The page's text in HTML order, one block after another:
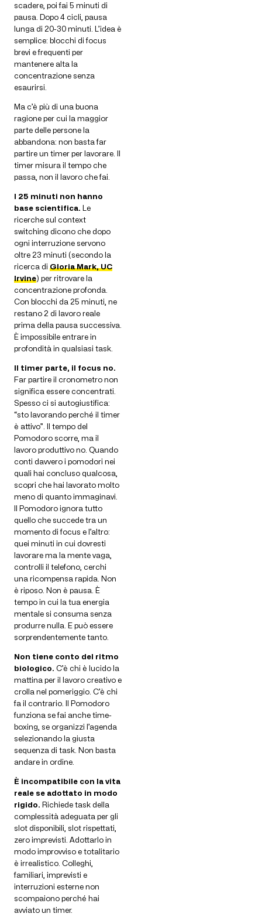
scadere, poi fai 5 minuti di
pausa. Dopo 4 cicli, pausa
lunga di 20-30 minuti. L’idea è
semplice: blocchi di focus
brevi e frequenti per
mantenere alta la
concentrazione senza
esaurirsi.
Ma c’è più di una buona
ragione per cui la maggior
parte delle persone la
abbandona: non basta far
partire un timer per lavorare. Il
timer misura il tempo che
passa, non il lavoro che fai.
I 25 minuti non hanno
base scientifica. Le
ricerche sul context
switching dicono che dopo
ogni interruzione servono
oltre 23 minuti (secondo la
ricerca di Gloria Mark, UC
Irvine) per ritrovare la
concentrazione profonda.
Con blocchi da 25 minuti, ne
restano 2 di lavoro reale
prima della pausa successiva.
È impossibile entrare in
profondità in qualsiasi task.
Il timer parte, il focus no.
Far partire il cronometro non
significa essere concentrati.
Spesso ci si autogiustifica:
“sto lavorando perché il timer
è attivo”. Il tempo del
Pomodoro scorre, ma il
lavoro produttivo no. Quando
conti davvero i pomodori nei
quali hai concluso qualcosa,
scopri che hai lavorato molto
meno di quanto immaginavi.
Il Pomodoro ignora tutto
quello che succede tra un
momento di focus e l’altro:
quei minuti in cui dovresti
lavorare ma la mente vaga,
controlli il telefono, cerchi
una ricompensa rapida. Non
è riposo. Non è pausa. È
tempo in cui la tua energia
mentale si consuma senza
produrre nulla. E può essere
sorprendentemente tanto.
Non tiene conto del ritmo
biologico. C’è chi è lucido la
mattina per il lavoro creativo e
crolla nel pomeriggio. C’è chi
fa il contrario. Il Pomodoro
funziona se fai anche time-
boxing, se organizzi l’agenda
selezionando la giusta
sequenza di task. Non basta
andare in ordine.
È incompatibile con la vita
reale se adottato in modo
rigido. Richiede task della
complessità adeguata per gli
slot disponibili, slot rispettati,
zero imprevisti. Adottarlo in
modo improvviso e totalitario
è irrealistico. Colleghi,
familiari, imprevisti e
interruzioni esterne non
scompaiono perché hai
avviato un timer.